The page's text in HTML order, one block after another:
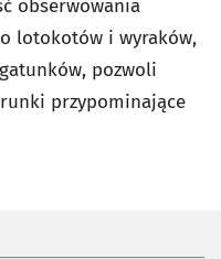
obserwowania
lotokotów i wyraków,
pozwoli
przypominające